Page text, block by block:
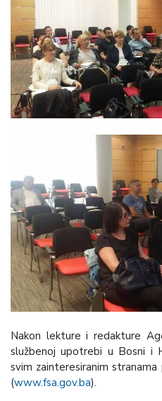
Nakon lekture i redakture
službenoj upotrebi u Bosni i
svim zainteresiranim
(www.fsa.gov.ba).